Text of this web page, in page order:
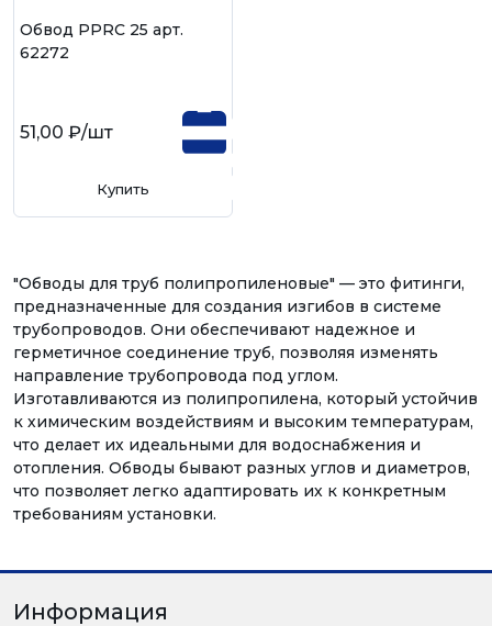
Обвод PPRC 25 арт.
62272
51,00 ₽/шт
Купить
"Обводы для труб полипропиленовые" — это фитинги,
предназначенные для создания изгибов в системе
трубопроводов. Они обеспечивают надежное и
герметичное соединение труб, позволяя изменять
направление трубопровода под углом.
Изготавливаются из полипропилена, который устойчив
к химическим воздействиям и высоким температурам,
что делает их идеальными для водоснабжения и
отопления. Обводы бывают разных углов и диаметров,
что позволяет легко адаптировать их к конкретным
требованиям установки.
Информация